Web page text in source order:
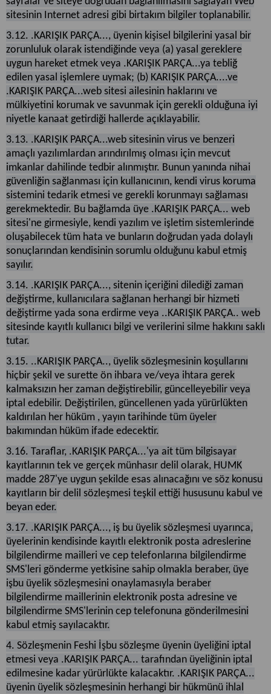
sitesinin Internet adresi gibi birtakım bilgiler toplanabilir.
3.12. .KARIŞIK PARÇA..., üyenin kişisel bilgilerini yasal bir
zorunluluk olarak istendiğinde veya (a) yasal gereklere
uygun hareket etmek veya .KARIŞIK PARÇA...ya tebliğ
edilen yasal işlemlere uymak; (b) KARIŞIK PARÇA....ve
.KARIŞIK PARÇA...web sitesi ailesinin haklarını ve
mülkiyetini korumak ve savunmak için gerekli olduğuna iyi
niyetle kanaat getirdiği hallerde açıklayabilir.
3.13. .KARIŞIK PARÇA...web sitesinin virus ve benzeri
amaçlı yazılımlardan arındırılmış olması için mevcut
imkanlar dahilinde tedbir alınmıştır. Bunun yanında nihai
güvenliğin sağlanması için kullanıcının, kendi virus koruma
sistemini tedarik etmesi ve gerekli korunmayı sağlaması
gerekmektedir. Bu bağlamda üye .KARIŞIK PARÇA... web
sitesi'ne girmesiyle, kendi yazılım ve işletim sistemlerinde
oluşabilecek tüm hata ve bunların doğrudan yada dolaylı
sonuçlarından kendisinin sorumlu olduğunu kabul etmiş
sayılır.
3.14. .KARIŞIK PARÇA..., sitenin içeriğini dilediği zaman
değiştirme, kullanıcılara sağlanan herhangi bir hizmeti
değiştirme yada sona erdirme veya ..KARIŞIK PARÇA.. web
sitesinde kayıtlı kullanıcı bilgi ve verilerini silme hakkını saklı
tutar.
3.15. ..KARIŞIK PARÇA.., üyelik sözleşmesinin koşullarını
hiçbir şekil ve surette ön ihbara ve/veya ihtara gerek
kalmaksızın her zaman değiştirebilir, güncelleyebilir veya
iptal edebilir. Değiştirilen, güncellenen yada yürürlükten
kaldırılan her hüküm , yayın tarihinde tüm üyeler
bakımından hüküm ifade edecektir.
3.16. Taraflar, .KARIŞIK PARÇA...'ya ait tüm bilgisayar
kayıtlarının tek ve gerçek münhasır delil olarak, HUMK
madde 287'ye uygun şekilde esas alınacağını ve söz konusu
kayıtların bir delil sözleşmesi teşkil ettiği hususunu kabul ve
beyan eder.
3.17. .KARIŞIK PARÇA..., iş bu üyelik sözleşmesi uyarınca,
üyelerinin kendisinde kayıtlı elektronik posta adreslerine
bilgilendirme mailleri ve cep telefonlarına bilgilendirme
SMS'leri gönderme yetkisine sahip olmakla beraber, üye
işbu üyelik sözleşmesini onaylamasıyla beraber
bilgilendirme maillerinin elektronik posta adresine ve
bilgilendirme SMS'lerinin cep telefonuna gönderilmesini
kabul etmiş sayılacaktır.
4. Sözleşmenin Feshi İşbu sözleşme üyenin üyeliğini iptal
etmesi veya .KARIŞIK PARÇA... tarafından üyeliğinin iptal
edilmesine kadar yürürlükte kalacaktır. .KARIŞIK PARÇA...
üyenin üyelik sözleşmesinin herhangi bir hükmünü ihlal